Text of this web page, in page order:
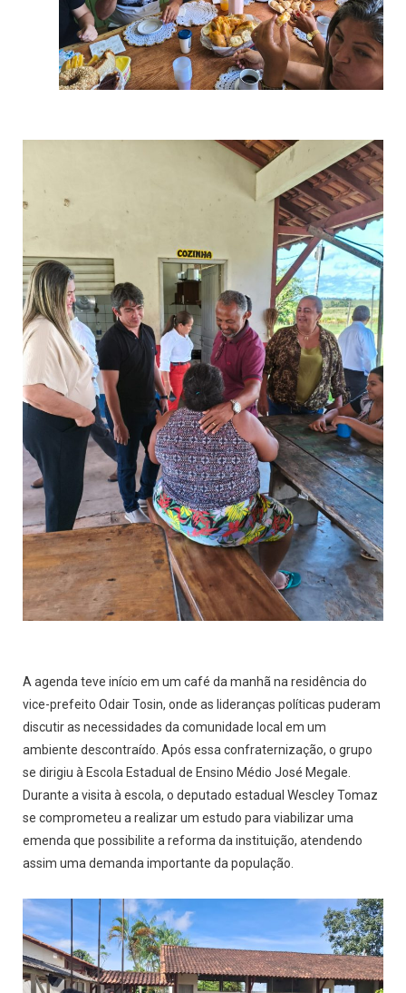
A agenda teve início em um café da manhã na residência do
vice-prefeito Odair Tosin, onde as lideranças políticas puderam
discutir as necessidades da comunidade local em um
ambiente descontraído. Após essa confraternização, o grupo
se dirigiu à Escola Estadual de Ensino Médio José Megale.
Durante a visita à escola, o deputado estadual Wescley Tomaz
se comprometeu a realizar um estudo para viabilizar uma
emenda que possibilite a reforma da instituição, atendendo
assim uma demanda importante da população.